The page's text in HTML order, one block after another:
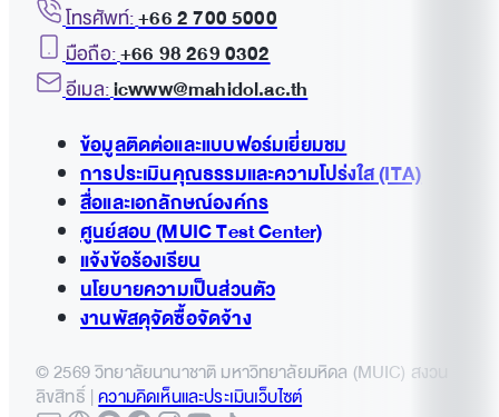
โทรศัพท์:+66 2 700 5000
มือถือ:+66 98 269 0302
อีเมล:icwww@mahidol.ac.th
ข้อมูลติดต่อและแบบฟอร์มเยี่ยมชม
การประเมินคุณธรรมและความโปร่งใส (ITA)
สื่อและเอกลักษณ์องค์กร
ศูนย์สอบ (MUIC Test Center)
แจ้งข้อร้องเรียน
นโยบายความเป็นส่วนตัว
งานพัสดุจัดซื้อจัดจ้าง
© 2569 วิทยาลัยนานาชาติ มหาวิทยาลัยมหิดล (MUIC) สงวน
ลิขสิทธิ์ |ความคิดเห็นและประเมินเว็บไซต์